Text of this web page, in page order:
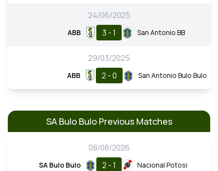
24/06/2025
ABB 3 - 1 San Antonio BB
29/03/2025
ABB 2 - 0 San Antonio Bulo Bulo
SA Bulo Bulo Previous Matches
08/08/2026
SA Bulo Bulo 2 - 1 Nacional Potosi